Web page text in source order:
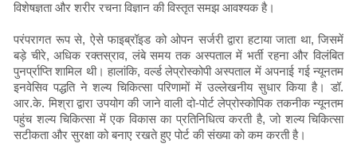
विशेषज्ञता और शरीर रचना विज्ञान की विस्तृत समझ आवश्यक है।
परंपरागत रूप से, ऐसे फाइब्रॉइड को ओपन सर्जरी द्वारा हटाया जाता था, जिसमें
बड़े चीरे, अधिक रक्तस्राव, लंबे समय तक अस्पताल में भर्ती रहना और विलंबित
पुनर्प्राप्ति शामिल थी। हालांकि, वर्ल्ड लेप्रोस्कोपी अस्पताल में अपनाई गई न्यूनतम
इनवेसिव पद्धति ने शल्य चिकित्सा परिणामों में उल्लेखनीय सुधार किया है। डॉ.
आर.के. मिश्रा द्वारा उपयोग की जाने वाली दो-पोर्ट लेप्रोस्कोपिक तकनीक न्यूनतम
पहुंच शल्य चिकित्सा में एक विकास का प्रतिनिधित्व करती है, जो शल्य चिकित्सा
सटीकता और सुरक्षा को बनाए रखते हुए पोर्ट की संख्या को कम करती है।